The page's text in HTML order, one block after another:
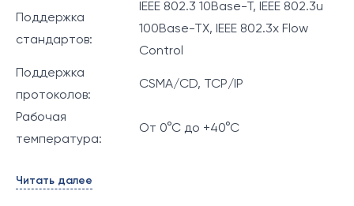
Поддержка
стандартов:
IEEE 802.3 10Base-T, IEEE 802.3u
100Base-TX, IEEE 802.3x Flow
Control
Поддержка
протоколов:
CSMA/CD, TCP/IP
Рабочая
температура:
От 0°C до +40°C
Читать далее